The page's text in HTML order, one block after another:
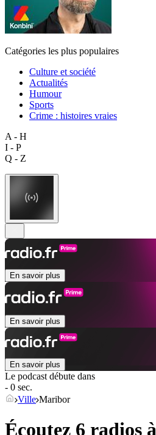
Catégories les plus populaires
Culture et société
Actualités
Humour
Sports
Crime : histoires vraies
A - H
I - P
Q - Z
En savoir plus
En savoir plus
En savoir plus
Le podcast débute dans
- 0 sec.
Ville Maribor
Écoutez 6 radios à